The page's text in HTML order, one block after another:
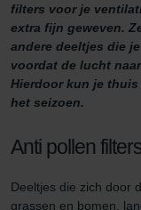
filters voor je
extra fijn geweven.
andere deeltjes die
voordat de lucht
Hierdoor kun je
het seizoen.
Anti pollen
Deeltjes die zich door
grassen en bomen,